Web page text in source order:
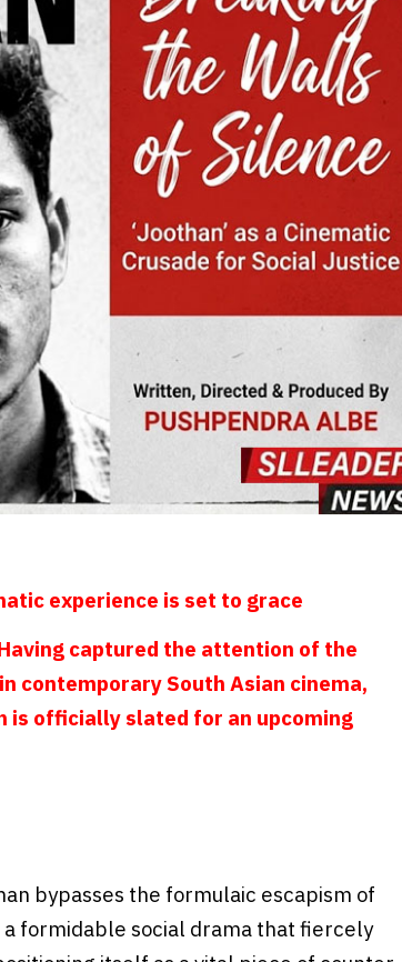
experience is set to grace
captured the attention of the
contemporary South Asian cinema,
is officially slated for an upcoming
bypasses the formulaic escapism of
formidable social drama that fiercely